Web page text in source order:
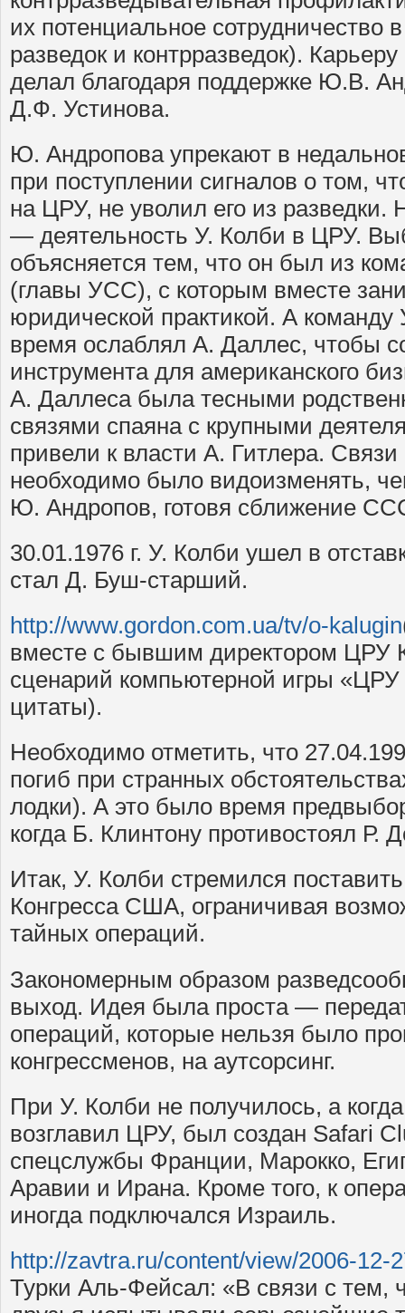
их потенциальное сотрудничество
разведок и контрразведок).
делал благодаря поддержке Ю.В.
Д.Ф. Устинова.
Ю. Андропова упрекают в
при поступлении сигналов о том,
на ЦРУ, не уволил его из
— деятельность У. Колби в ЦРУ.
объясняется тем, что он был из
(главы УСС), с которым вместе
юридической практикой. А команду
время ослаблял А. Даллес, чтобы
инструмента для американского
А. Даллеса была тесными
связями спаяна с крупными
привели к власти А. Гитлера.
необходимо было видоизменять,
Ю. Андропов, готовя сближение
30.01.1976 г. У. Колби ушел в
стал Д. Буш-старший.
http://www.gordon.com.ua/tv/o-kalugin
вместе с бывшим директором ЦРУ
сценарий компьютерной игры «ЦРУ
цитаты).
Необходимо отметить, что
погиб при странных
лодки). А это было время
когда Б. Клинтону противостоял Р.
Итак, У. Колби стремился
Конгресса США, ограничивая
тайных операций.
Закономерным образом
выход. Идея была проста —
операций, которые нельзя было
конгрессменов, на аутсорсинг.
При У. Колби не получилось, а
возглавил ЦРУ, был создан Safari
спецслужбы Франции, Марокко,
Аравии и Ирана. Кроме того, к
иногда подключался Израиль.
http://zavtra.ru/content/view/2006-12-
Турки Аль-Фейсал: «В связи с тем,